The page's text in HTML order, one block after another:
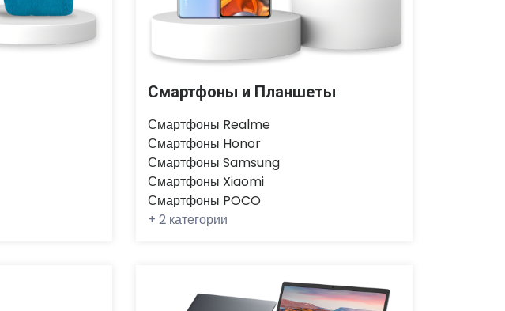
Смартфоны и Планшеты
Смартфоны Realme
Смартфоны Honor
Смартфоны Samsung
Смартфоны Xiaomi
Смартфоны POCO
+ 2 категории